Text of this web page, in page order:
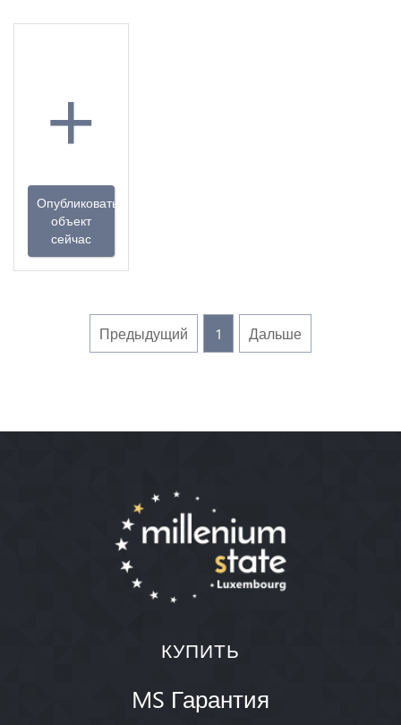
+
Опубликовать
объект
сейчас
Предыдущий 1 Дальше
КУПИТЬ
MS Гарантия